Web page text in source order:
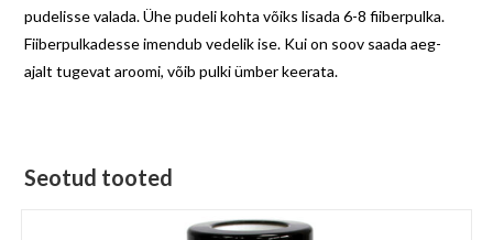
pudelisse valada. Ühe pudeli kohta võiks lisada 6-8 fiiberpulka.
Fiiberpulkadesse imendub vedelik ise. Kui on soov saada aeg-
ajalt tugevat aroomi, võib pulki ümber keerata.
Seotud tooted